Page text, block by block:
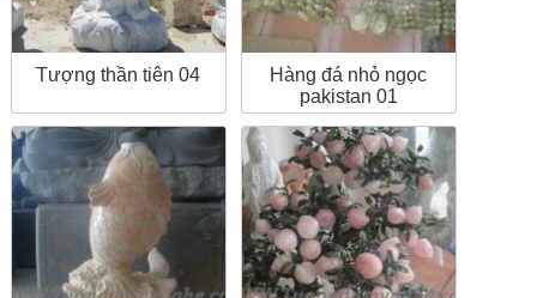
Tượng thần tiên 04
Hàng đá nhỏ ngọc
pakistan 01